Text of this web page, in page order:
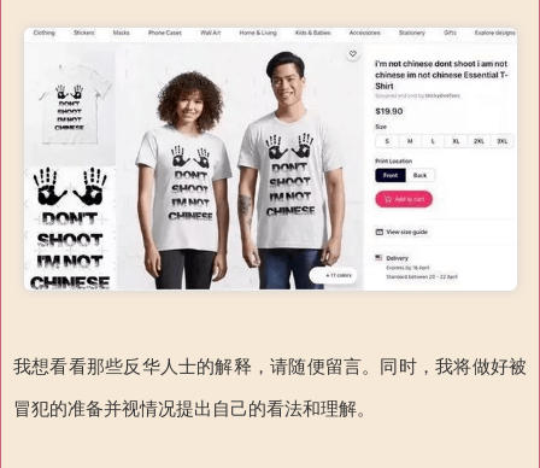
我想看看那些反华人士的解释，请随便留言。同时，我将做好被
冒犯的准备并视情况提出自己的看法和理解。